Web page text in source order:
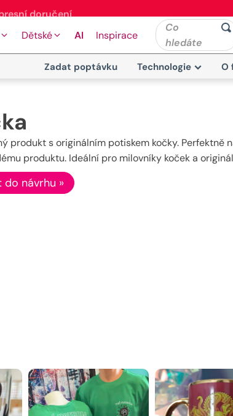
Dětské AI Inspirace
Co
hledáte
Zadat poptávku Technologie O
produkt s originálním potiskem kočky. Perfektně
produktu. Ideální pro milovníky koček a
do návrhu »